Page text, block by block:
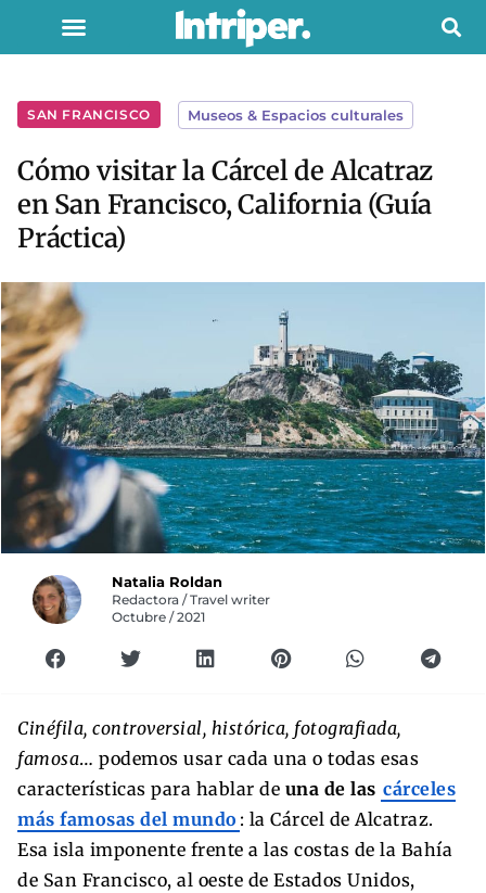
SAN FRANCISCO Museos & Espacios culturales
Cómo visitar la Cárcel de Alcatraz
en San Francisco, California (Guía
Práctica)
Natalia Roldan
Redactora / Travel writer
Octubre / 2021
Cinéfila, controversial, histórica, fotografiada,
famosa… podemos usar cada una o todas esas
características para hablar de una de las cárceles
más famosas del mundo : la Cárcel de Alcatraz.
Esa isla imponente frente a las costas de la Bahía
de San Francisco, al oeste de Estados Unidos,